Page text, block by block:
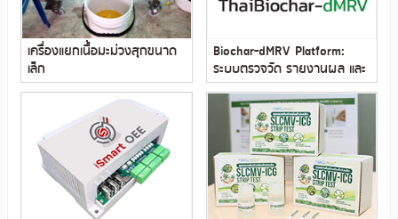
เครื่องแยกเนื้อมะม่วงสุกขนาด
เล็ก
Biochar-dMRV Platform:
ระบบตรวจวัด รายงานผล และ
การทวนสอบแบบดิจิตอลการ
กักเก็บคาร์บอนจากไบโอชาร์